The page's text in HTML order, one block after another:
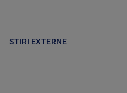
STIRI EXTERNE